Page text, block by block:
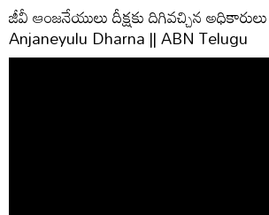
జీవీ ఆంజనేయులు దీక్షకు దిగివచ్చిన
Anjaneyulu Dharna || ABN Telugu